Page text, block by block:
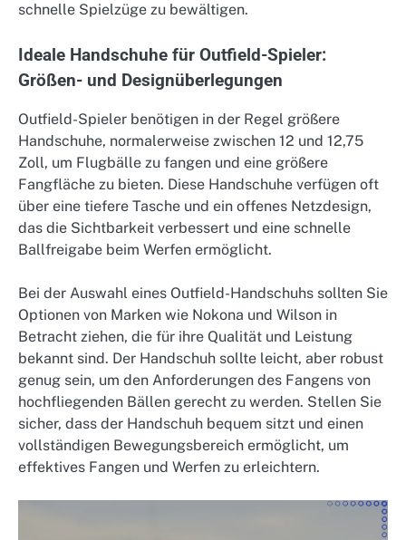
schnelle Spielzüge zu bewältigen.
Ideale Handschuhe für Outfield-Spieler:
Größen- und Designüberlegungen
Outfield-Spieler benötigen in der Regel größere
Handschuhe, normalerweise zwischen 12 und 12,75
Zoll, um Flugbälle zu fangen und eine größere
Fangfläche zu bieten. Diese Handschuhe verfügen oft
über eine tiefere Tasche und ein offenes Netzdesign,
das die Sichtbarkeit verbessert und eine schnelle
Ballfreigabe beim Werfen ermöglicht.
Bei der Auswahl eines Outfield-Handschuhs sollten Sie
Optionen von Marken wie Nokona und Wilson in
Betracht ziehen, die für ihre Qualität und Leistung
bekannt sind. Der Handschuh sollte leicht, aber robust
genug sein, um den Anforderungen des Fangens von
hochfliegenden Bällen gerecht zu werden. Stellen Sie
sicher, dass der Handschuh bequem sitzt und einen
vollständigen Bewegungsbereich ermöglicht, um
effektives Fangen und Werfen zu erleichtern.